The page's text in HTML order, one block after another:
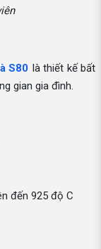
S80 là thiết kế bất
gian gia đình.
đến 925 độ C